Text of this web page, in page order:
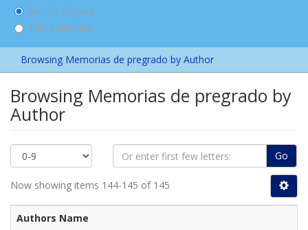
Search DSpace
This Collection
Browsing Memorias de pregrado by Author
Browsing Memorias de pregrado by
Author
Go
Now showing items 144-145 of 145
Authors Name